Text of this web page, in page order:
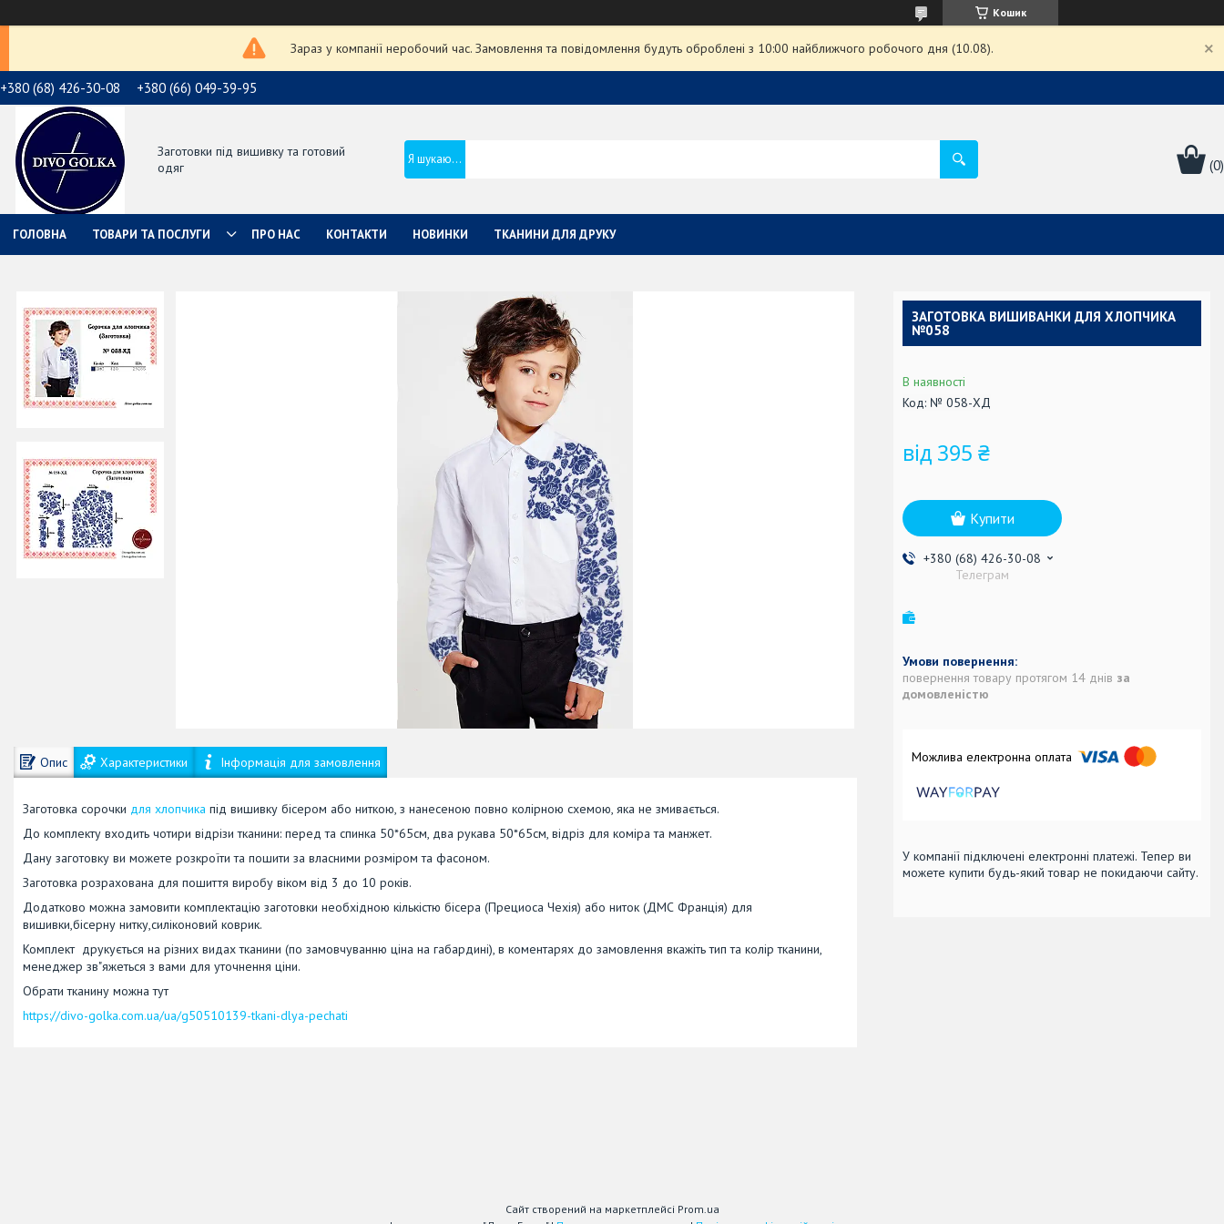
Кошик
Зараз у компанії неробочий час. Замовлення та повідомлення будуть оброблені з 10:00 найближчого робочого дня (10.08).
+380 (68) 426-30-08 +380 (66) 049-39-95
Заготовки під вишивку та готовий
одяг
ГОЛОВНА ТОВАРИ ТА ПОСЛУГИ ПРО НАС КОНТАКТИ НОВИНКИ ТКАНИНИ ДЛЯ ДРУКУ
Опис Характеристики Інформація для замовлення
Заготовка сорочки для хлопчика під вишивку бісером або ниткою, з нанесеною повно колірною схемою, яка не змивається.
До комплекту входить чотири відрізи тканини: перед та спинка 50*65см, два рукава 50*65см, відріз для коміра та манжет.
Дану заготовку ви можете розкроїти та пошити за власними розміром та фасоном.
Заготовка розрахована для пошиття виробу віком від 3 до 10 років.
Додатково можна замовити комплектацію заготовки необхідною кількістю бісера (Прециоса Чехія) або ниток (ДМС Франція) для
вишивки,бісерну нитку,силіконовий коврик.
Комплект друкується на різних видах тканини (по замовчуванню ціна на габардині), в коментарях до замовлення вкажіть тип та колір тканини,
менеджер зв"яжеться з вами для уточнення ціни.
Обрати тканину можна тут
https://divo-golka.com.ua/ua/g50510139-tkani-dlya-pechati
ЗАГОТОВКА ВИШИВАНКИ ДЛЯ ХЛОПЧИКА
№058
В наявності
Код: № 058-ХД
від 395 ₴
Купити
+380 (68) 426-30-08
Телеграм
повернення товару протягом 14 днів за
домовленістю
У компанії підключені електронні платежі. Тепер ви
можете купити будь-який товар не покидаючи сайту.
Сайт створений на маркетплейсі Prom.ua